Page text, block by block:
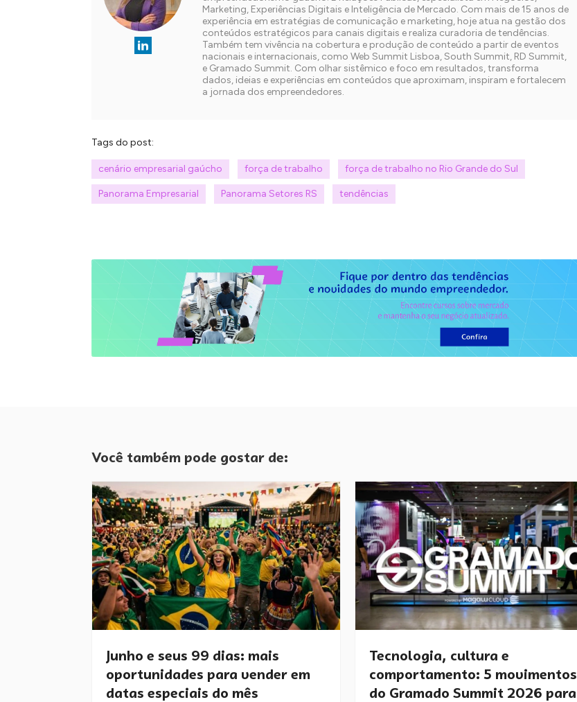
Marketing, Experiências Digitais e Inteligência de Mercado. Com mais de 15 anos de
experiência em estratégias de comunicação e marketing, hoje atua na gestão dos
conteúdos estratégicos para canais digitais e realiza curadoria de tendências.
Também tem vivência na cobertura e produção de conteúdo a partir de eventos
nacionais e internacionais, como Web Summit Lisboa, South Summit, RD Summit,
e Gramado Summit. Com olhar sistêmico e foco em resultados, transforma
dados, ideias e experiências em conteúdos que aproximam, inspiram e fortalecem
a jornada dos empreendedores.
Tags do post:
cenário empresarial gaúcho força de trabalho força de trabalho no Rio Grande do Sul
Panorama Empresarial Panorama Setores RS tendências
Você também pode gostar de:
Junho e seus 99 dias: mais
oportunidades para vender em
datas especiais do mês
Tecnologia, cultura e
comportamento: 5 movimentos
do Gramado Summit 2026 para